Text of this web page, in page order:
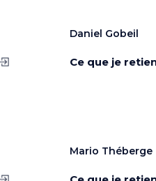
Daniel Gobeil
Ce que je
Mario Théberge